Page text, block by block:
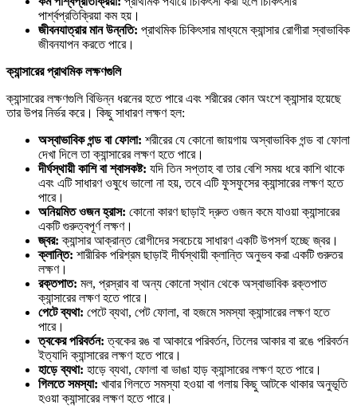
পার্শ্বপ্রতিক্রিয়া কম হয়।
জীবনযাত্রারমানউন্নতি: প্রাথমিক চিকিৎসার মাধ্যমে ক্যান্সার রোগীরা স্বাভাবিক
জীবনযাপন করতে পারে।
ক্যান্সারেরপ্রাথমিকলক্ষণগুলি
ক্যান্সারের লক্ষণগুলি বিভিন্ন ধরনের হতে পারে এবং শরীরের কোন অংশে ক্যান্সার হয়েছে
তার উপর নির্ভর করে। কিছু সাধারণ লক্ষণ হল:
অস্বাভাবিকগন্ডবাফোলা: শরীরের যে কোনো জায়গায় অস্বাভাবিক গন্ড বা ফোলা
দেখা দিলে তা ক্যান্সারের লক্ষণ হতে পারে।
দীর্ঘস্থায়ীকাশিবাশ্বাসকষ্ট: যদি তিন সপ্তাহ বা তার বেশি সময় ধরে কাশি থাকে
এবং এটি সাধারণ ওষুধে ভালো না হয়, তবে এটি ফুসফুসের ক্যান্সারের লক্ষণ হতে
পারে।
অনিয়মিতওজনহ্রাস: কোনো কারণ ছাড়াই দ্রুত ওজন কমে যাওয়া ক্যান্সারের
একটি গুরুত্বপূর্ণ লক্ষণ।
জ্বর: ক্যান্সার আক্রান্ত রোগীদের সবচেয়ে সাধারণ একটি উপসর্গ হচ্ছে জ্বর।
ক্লান্তি: শারীরিক পরিশ্রম ছাড়াই দীর্ঘস্থায়ী ক্লান্তি অনুভব করা একটি গুরুতর
লক্ষণ।
রক্তপাত: মল, প্রস্রাব বা অন্য কোনো স্থান থেকে অস্বাভাবিক রক্তপাত
ক্যান্সারের লক্ষণ হতে পারে।
পেটেব্যথা: পেটে ব্যথা, পেট ফোলা, বা হজমে সমস্যা ক্যান্সারের লক্ষণ হতে
পারে।
ত্বকেরপরিবর্তন: ত্বকের রঙ বা আকারে পরিবর্তন, তিলের আকার বা রঙে পরিবর্তন
ইত্যাদি ক্যান্সারের লক্ষণ হতে পারে।
হাড়েব্যথা: হাড়ে ব্যথা, ফোলা বা ভাঙা হাড় ক্যান্সারের লক্ষণ হতে পারে।
গিলতেসমস্যা: খাবার গিলতে সমস্যা হওয়া বা গলায় কিছু আটকে থাকার অনুভূতি
হওয়া ক্যান্সারের লক্ষণ হতে পারে।